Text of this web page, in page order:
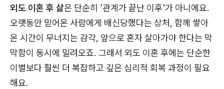
외도 이혼 후 삶은 단순히 '관계가 끝난 이후'가 아니에요.
오랫동안 믿어온 사람에게 배신당했다는 상처, 함께 쌓아
온 시간이 무너지는 감각, 앞으로 혼자 살아가야 한다는 막
막함이 동시에 밀려오죠. 그래서 외도 이혼 후에는 단순한
이별보다 훨씬 더 복잡하고 깊은 심리적 회복 과정이 필요
해요.